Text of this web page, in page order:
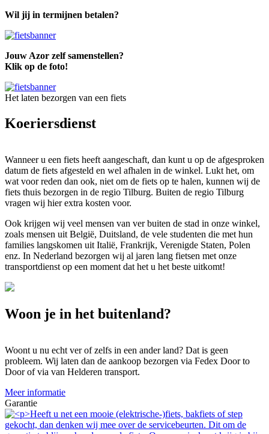
Wil jij in termijnen betalen?
Jouw Azor zelf samenstellen?
Klik op de foto!
Het laten bezorgen van een fiets
Koeriersdienst
Wanneer u een fiets heeft aangeschaft, dan kunt u op de afgesproken
datum de fiets afgesteld en wel afhalen in de winkel. Lukt het, om
wat voor reden dan ook, niet om de fiets op te halen, kunnen wij de
fiets thuis bezorgen in de regio Tilburg. Buiten de regio Tilburg
vragen wij hier extra kosten voor.
Ook krijgen wij veel mensen van ver buiten de stad in onze winkel,
zoals mensen uit België, Duitsland, de vele studenten die met hun
families langskomen uit Italië, Frankrijk, Verenigde Staten, Polen
enz. In Nederland bezorgen wij al jaren lang fietsen met onze
transportdienst op een moment dat het u het beste uitkomt!
Woon je in het buitenland?
Woont u nu echt ver of zelfs in een ander land? Dat is geen
probleem. Wij laten dan de aankoop bezorgen via Fedex Door to
Door of via van Helderen transport.
Meer informatie
Garantie